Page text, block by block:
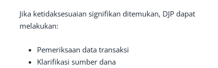
Jika ketidaksesuaian signifikan ditemukan, DJP dapat
melakukan:
Pemeriksaan data transaksi
Klarifikasi sumber dana